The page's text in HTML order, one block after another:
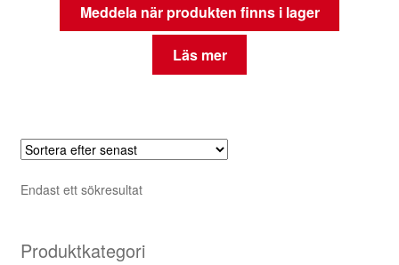
Meddela när produkten finns i lager
Läs mer
Endast ett sökresultat
Produktkategori